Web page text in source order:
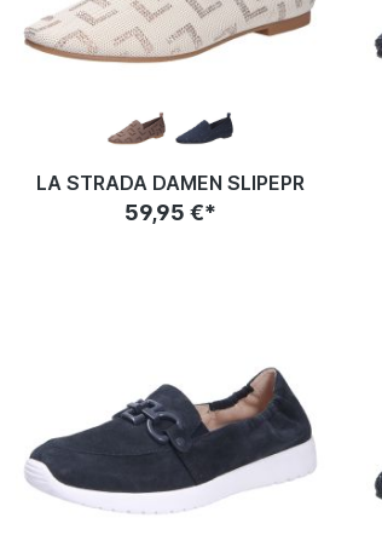
LA STRADA DAMEN SLIPEPR
59,95 €*